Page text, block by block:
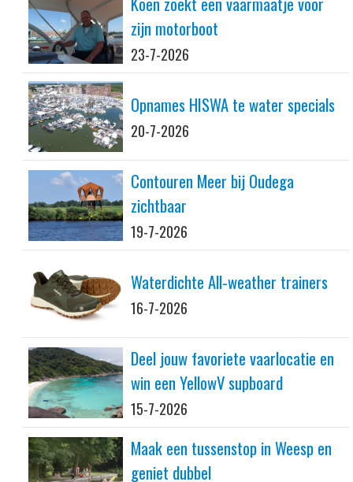
zijn motorboot
23-7-2026
Opnames HISWA te water specials
20-7-2026
Contouren Meer bij Oudega
zichtbaar
19-7-2026
Waterdichte All-weather trainers
16-7-2026
Deel jouw favoriete vaarlocatie en
win een YellowV supboard
15-7-2026
Maak een tussenstop in Weesp en
geniet dubbel